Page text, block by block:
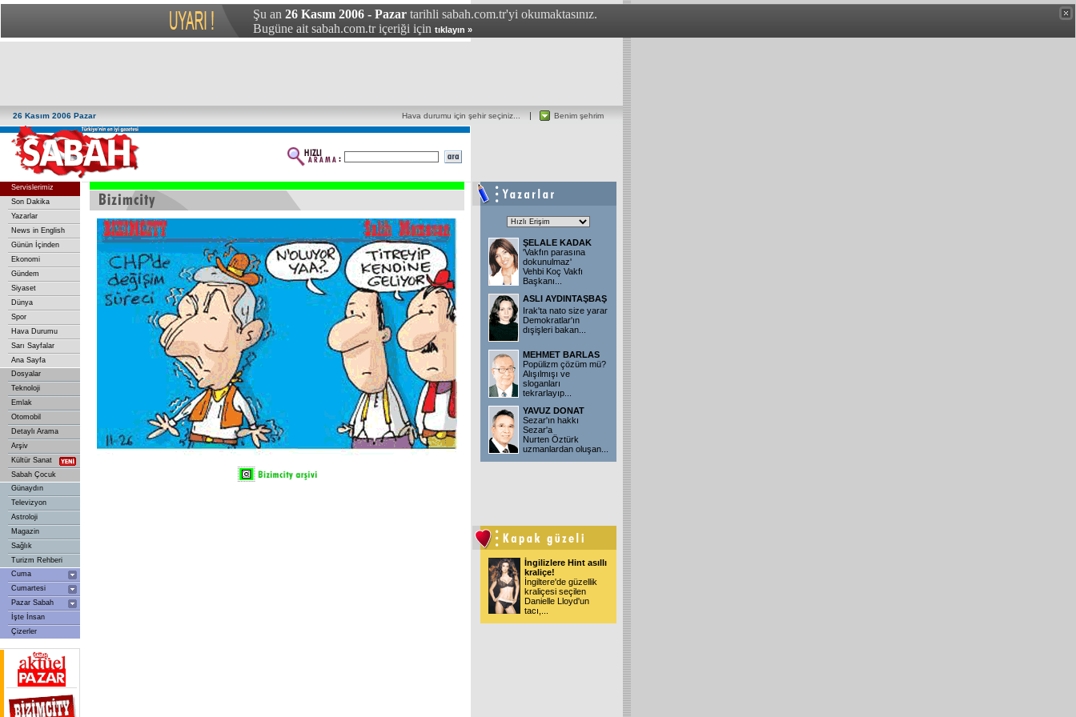
Şu an 26 Kasım 2006 - Pazar tarihli sabah.com.tr'yi okumaktasınız.
Bugüne ait sabah.com.tr içeriği için tıklayın »
26 Kasım 2006 Pazar Benim şehrim
Hava durumu için şehir seçiniz...
Servislerimiz
Son Dakika
Yazarlar
News in English
Günün İçinden
Ekonomi
Gündem
Siyaset
Dünya
Spor
Hava Durumu
Sarı Sayfalar
Ana Sayfa
Dosyalar
Teknoloji
Emlak
Otomobil
Detaylı Arama
Arşiv
Kültür Sanat
Sabah Çocuk
Günaydın
Televizyon
Astroloji
Magazin
Sağlık
Turizm Rehberi
Cuma
Cumartesi
Pazar Sabah
İşte İnsan
Çizerler
ŞELALE KADAK
'Vakfın parasına
dokunulmaz'
Vehbi Koç Vakfı
Başkanı...
ASLI AYDINTAŞBAŞ
Irak'ta nato size yarar
Demokratlar'ın
dışişleri bakan...
MEHMET BARLAS
Popülizm çözüm mü?
Alışılmışı ve
sloganları
tekrarlayıp...
YAVUZ DONAT
Sezar'ın hakkı
Sezar'a
Nurten Öztürk
uzmanlardan oluşan...
İngilizlere Hint asıllı
kraliçe!
İngiltere'de güzellik
kraliçesi seçilen
Danielle Lloyd'un
tacı,...